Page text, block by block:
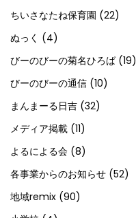
ちいさなたね保育園 (22)
ぬっく (4)
びーのびーの菊名ひろば(19)
びーのびーの通信 (10)
まんまーる日吉 (32)
メディア掲載 (11)
よるによる会 (8)
各事業からのお知らせ (52)
地域remix (90)